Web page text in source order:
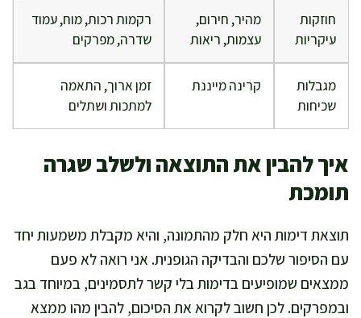
חוזקות
עיקריות
מהיר, חירום,
עצמות, ריאות
רקמות רכות, מוח, עמוד
שדרה, מפרקים
מגבלות
שכיחות
קרינה מייננת
זמן ארוך, התאמה
למתכות ושתלים
איך להבין את התוצאה ולשלב שגרה
תומכת
תוצאת דימות היא חלק מהתמונה, והיא מקבלת משמעות יחד
עם הסיפור שלכם והבדיקה הגופנית. אני רואה לא פעם
ממצאים שמופיעים בדימות בלי קשר לתסמינים, במיוחד בגב
ובמפרקים. לכן חשוב לקרוא את הסיכום, להבין מהו ממצא